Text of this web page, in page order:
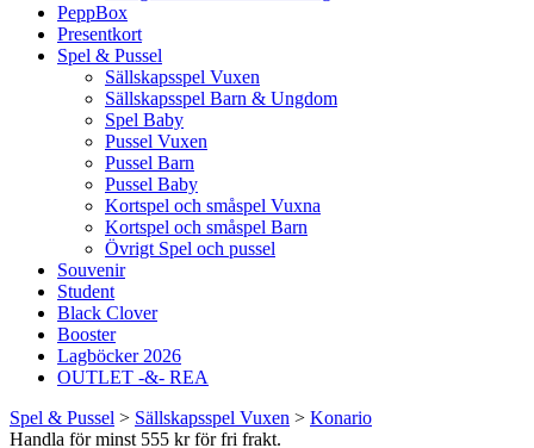
PeppBox
Presentkort
Spel & Pussel
Sällskapsspel Vuxen
Sällskapsspel Barn & Ungdom
Spel Baby
Pussel Vuxen
Pussel Barn
Pussel Baby
Kortspel och småspel Vuxna
Kortspel och småspel Barn
Övrigt Spel och pussel
Souvenir
Student
Black Clover
Booster
Lagböcker 2026
OUTLET -&- REA
Spel & Pussel > Sällskapsspel Vuxen > Konario
Handla för minst 555 kr för fri frakt.